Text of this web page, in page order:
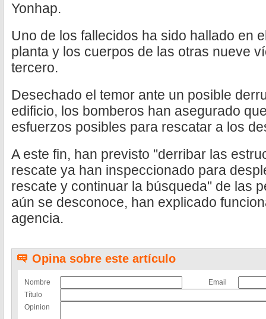
Yonhap.
Uno de los fallecidos ha sido hallado en
planta y los cuerpos de las otras nueve
tercero.
Desechado el temor ante un posible
edificio, los bomberos han asegurado
esfuerzos posibles para rescatar a los
A este fin, han previsto "derribar las
rescate ya han inspeccionado para
rescate y continuar la búsqueda" de las
aún se desconoce, han explicado
agencia.
Opina sobre este artículo
Nombre
Email
Título
Opinion